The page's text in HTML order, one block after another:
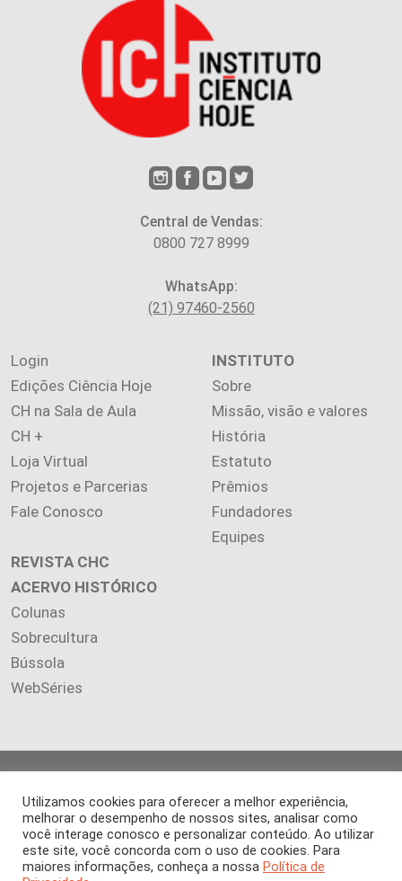
Central de Vendas:
0800 727 8999
WhatsApp:
(21) 97460-2560
Login
Edições Ciência Hoje
CH na Sala de Aula
CH +
Loja Virtual
Projetos e Parcerias
Fale Conosco
INSTITUTO
Sobre
Missão, visão e valores
História
Estatuto
Prêmios
Fundadores
Equipes
REVISTA CHC
ACERVO HISTÓRICO
Colunas
Sobrecultura
Bússola
WebSéries
reservados.
Os artigos publicados na revista refletem exclusivamente a
opinião de seus autores.
É proibida a reprodução, integral ou parcial, do conteúdo (imagens
e textos) sem prévia autorização.
Utilizamos cookies para oferecer a melhor experiência,
melhorar o desempenho de nossos sites, analisar como
você interage conosco e personalizar conteúdo. Ao utilizar
este site, você concorda com o uso de cookies. Para
maiores informações, conheça a nossa Política de